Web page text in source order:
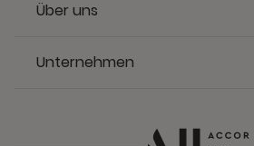
Über uns
Unternehmen